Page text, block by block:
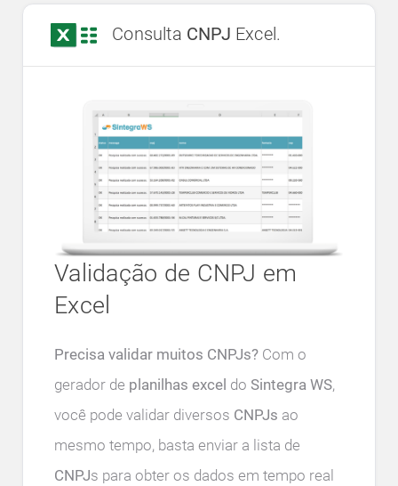
Consulta CNPJ Excel.
Validação de CNPJ em
Excel
Precisa validar muitos CNPJs? Com o
gerador de planilhas excel do Sintegra WS,
você pode validar diversos CNPJs ao
mesmo tempo, basta enviar a lista de
CNPJs para obter os dados em tempo real